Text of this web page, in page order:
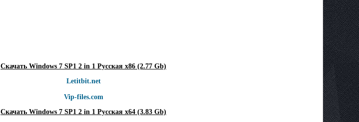
Скачать Windows 7 SP1 2 in 1 Русская x86 (2.77 Gb)
Letitbit.net
Vip-files.com
Скачать Windows 7 SP1 2 in 1 Русская x64 (3.83 Gb)